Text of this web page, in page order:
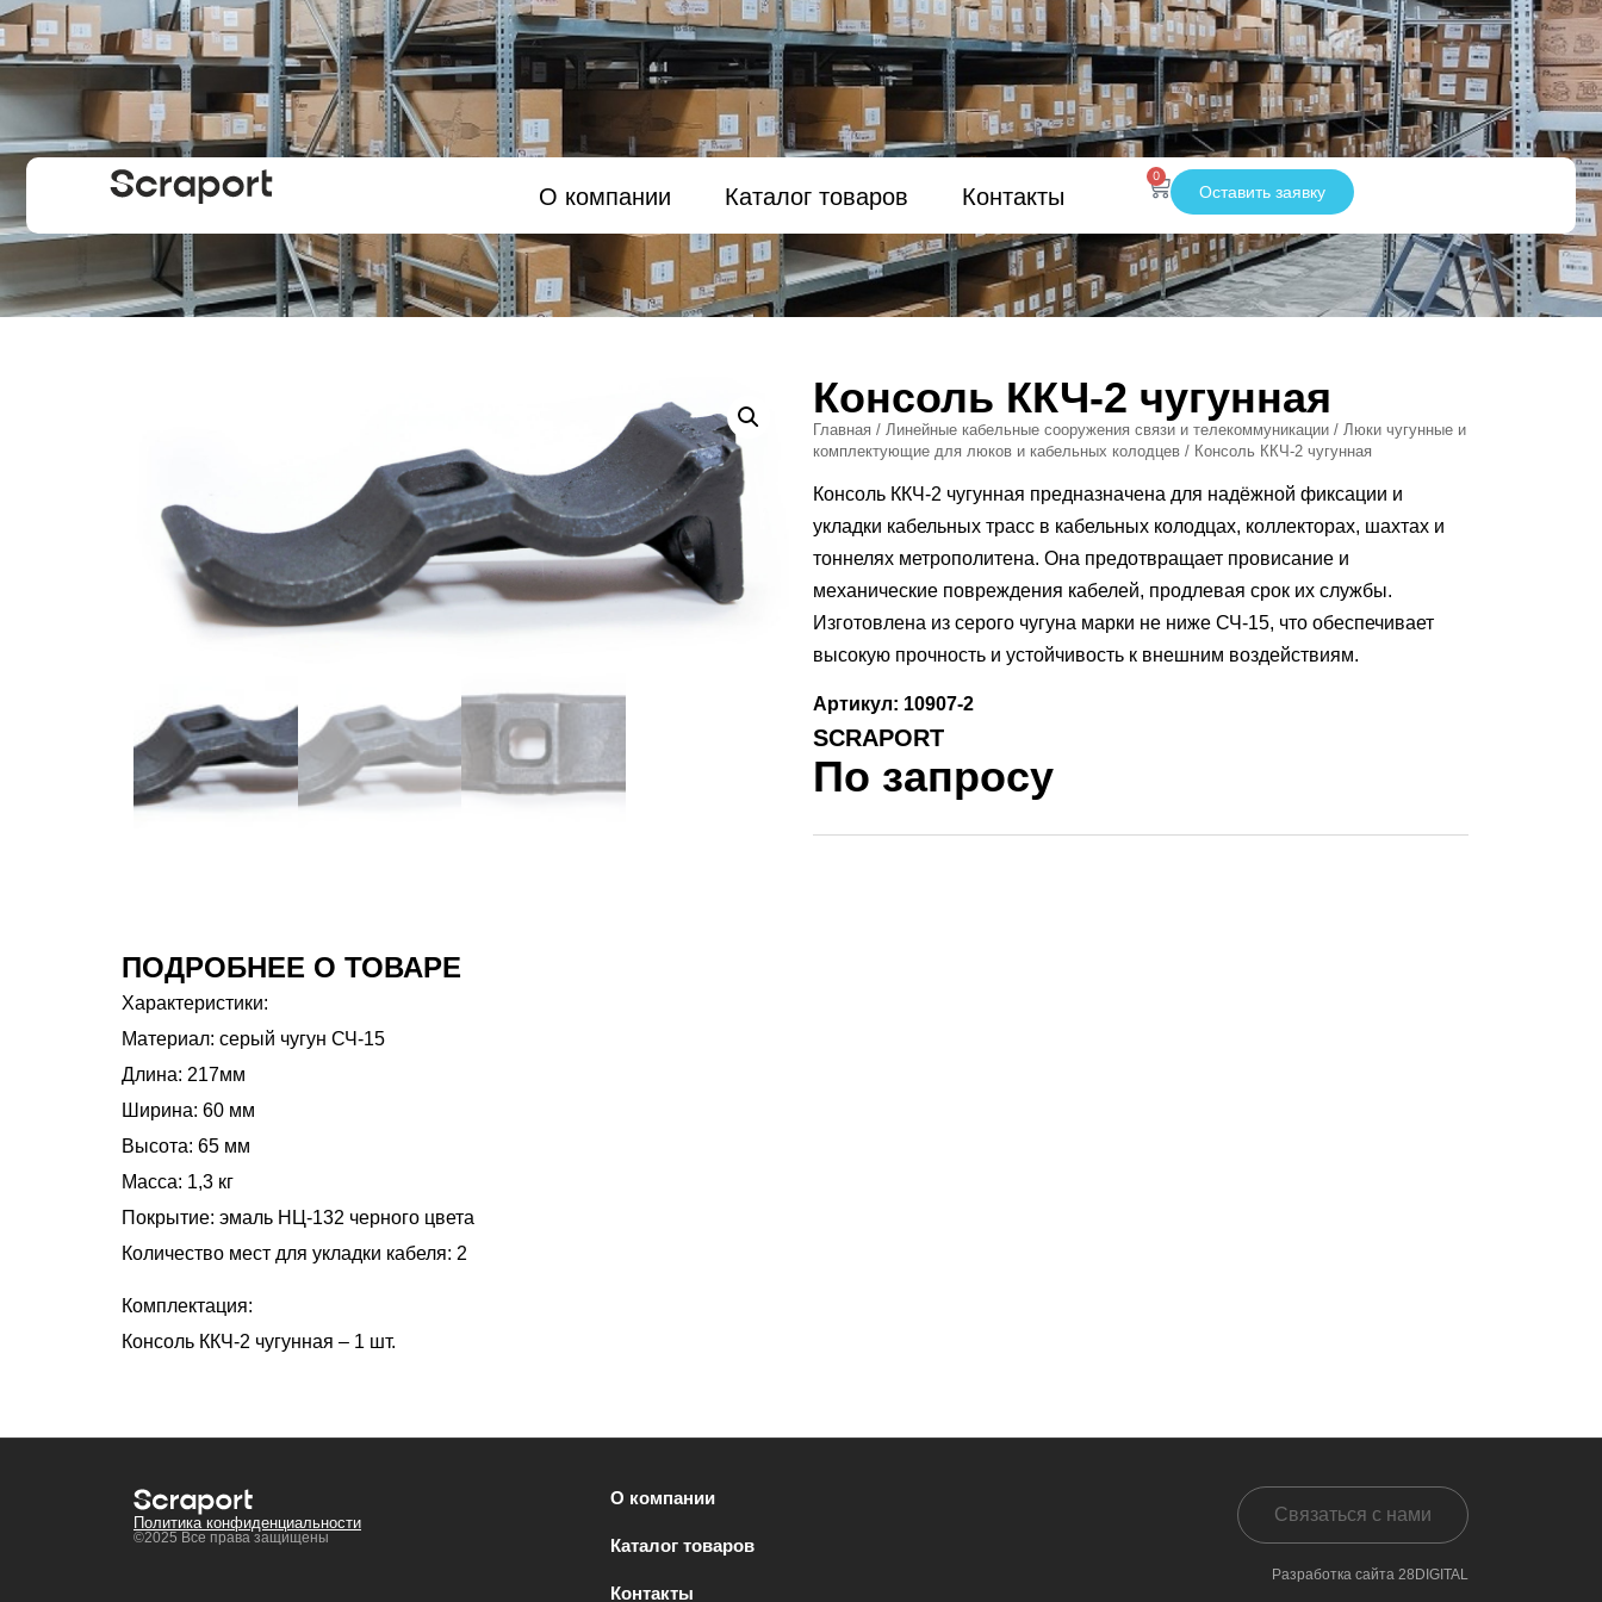
О компании Каталог товаров Контакты
0
Оставить заявку
Консоль ККЧ-2 чугунная
Главная / Линейные кабельные сооружения связи и телекоммуникации / Люки чугунные и
комплектующие для люков и кабельных колодцев / Консоль ККЧ-2 чугунная
Консоль ККЧ-2 чугунная предназначена для надёжной фиксации и
укладки кабельных трасс в кабельных колодцах, коллекторах, шахтах и
тоннелях метрополитена. Она предотвращает провисание и
механические повреждения кабелей, продлевая срок их службы.
Изготовлена из серого чугуна марки не ниже СЧ-15, что обеспечивает
высокую прочность и устойчивость к внешним воздействиям.
Артикул: 10907-2
SCRAPORT
По запросу
ПОДРОБНЕЕ О ТОВАРЕ
Характеристики:
Материал: серый чугун СЧ-15
Длина: 217мм
Ширина: 60 мм
Высота: 65 мм
Масса: 1,3 кг
Покрытие: эмаль НЦ-132 черного цвета
Количество мест для укладки кабеля: 2
Комплектация:
Консоль ККЧ-2 чугунная – 1 шт.
Политика конфиденциальности
©2025 Все права защищены
О компании
Каталог товаров
Контакты
Связаться с нами
Разработка сайта 28DIGITAL